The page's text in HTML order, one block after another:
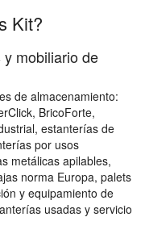
Kit?
mobiliario de
de almacenamiento:
BricoForte,
estanterías de
por usos
metálicas apilables,
norma Europa, palets
y equipamiento de
usadas y servicio